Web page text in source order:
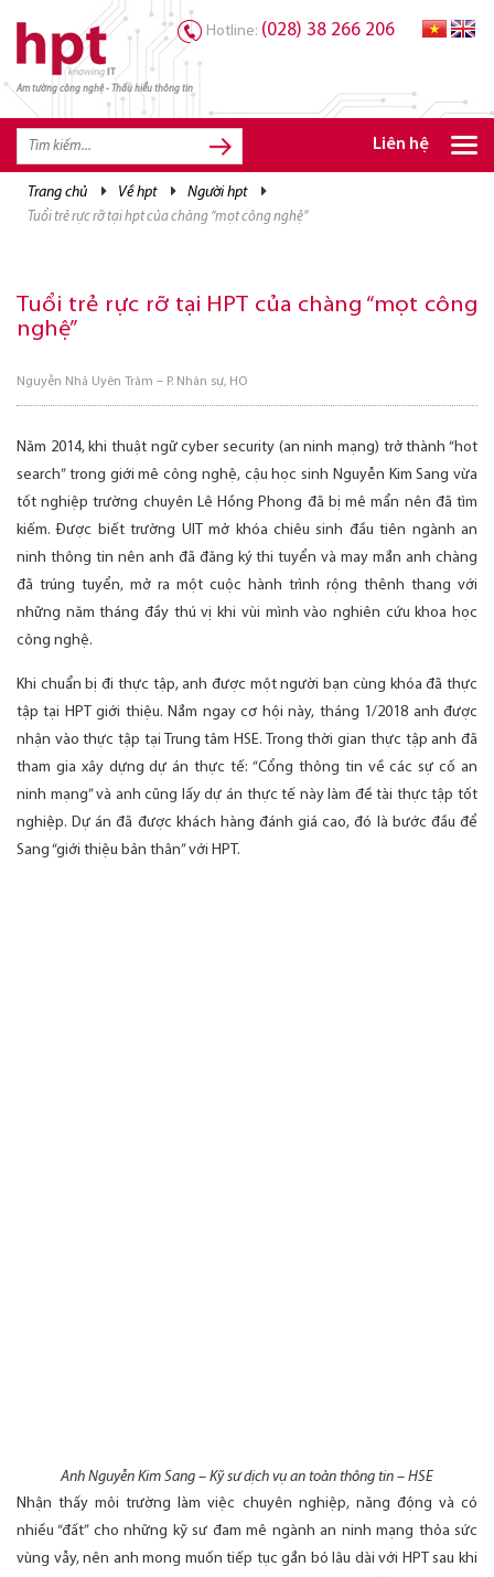
Am tường công nghệ - Thấu hiểu thông tin
Hotline: (028) 38 266 206
Liên hệ
trang chủ về hpt người hpt
tuổi trẻ rực rỡ tại hpt của chàng “mọt công nghệ”
Tuổi trẻ rực rỡ tại HPT của chàng “mọt công
nghệ”
Nguyễn Nhã Uyên Trâm – P. Nhân sự, HO
Năm 2014, khi thuật ngữ cyber security (an ninh mạng) trở thành “hot
search” trong giới mê công nghệ, cậu học sinh Nguyễn Kim Sang vừa
tốt nghiệp trường chuyên Lê Hồng Phong đã bị mê mẩn nên đã tìm
kiếm. Được biết trường UIT mở khóa chiêu sinh đầu tiên ngành an
ninh thông tin nên anh đã đăng ký thi tuyển và may mắn anh chàng
đã trúng tuyển, mở ra một cuộc hành trình rộng thênh thang với
những năm tháng đầy thú vị khi vùi mình vào nghiên cứu khoa học
công nghệ.
Khi chuẩn bị đi thực tập, anh được một người bạn cùng khóa đã thực
tập tại HPT giới thiệu. Nắm ngay cơ hội này, tháng 1/2018 anh được
nhận vào thực tập tại Trung tâm HSE. Trong thời gian thực tập anh đã
tham gia xây dựng dự án thực tế: “Cổng thông tin về các sự cố an
ninh mạng” và anh cũng lấy dự án thực tế này làm đề tài thực tập tốt
nghiệp. Dự án đã được khách hàng đánh giá cao, đó là bước đầu để
Sang “giới thiệu bản thân” với HPT.
Anh Nguyễn Kim Sang – Kỹ sư dịch vụ an toàn thông tin – HSE
Nhận thấy môi trường làm việc chuyên nghiệp, năng động và có
nhiều “đất” cho những kỹ sư đam mê ngành an ninh mạng thỏa sức
vùng vẫy, nên anh mong muốn tiếp tục gắn bó lâu dài với HPT sau khi
TRANG CHỦ
TRANG CHỦ
GIẢI PHÁP
TRI THỨC